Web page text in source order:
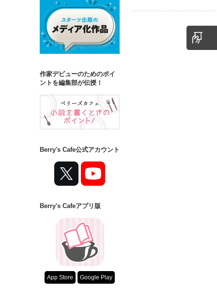
作家デビューのためのポイ
ントを編集部が伝授！
Berry's Cafe公式アカウント
Berry's Cafeアプリ版
App Store Google Play